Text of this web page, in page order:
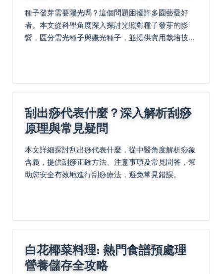
種子發芽需要陽光嗎？這個問題困擾許多園藝愛好
者。本文從科學角度深入探討光照對種子發芽的影
響，區分需光種子與嫌光種子，並提供實用栽培技
刮出痧代表什麼？深入解析刮痧
原理與常見疑問
本文詳細探討刮出痧代表什麼，從中醫角度解析痧象
含義，提供刮痧正確方法、注意事項及常見問答，幫
助您安全有效地進行刮痧療法，避免常見錯誤。
白花椰菜料理: 熱門食譜預處理
營養儲存全攻略